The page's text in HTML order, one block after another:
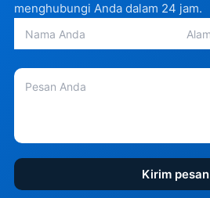
menghubungi Anda dalam 24 jam.
Kirim pesan